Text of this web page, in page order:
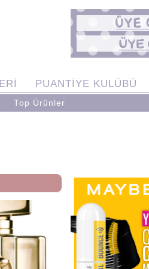
PUANTİYE KULÜBÜ
Top Ürünler